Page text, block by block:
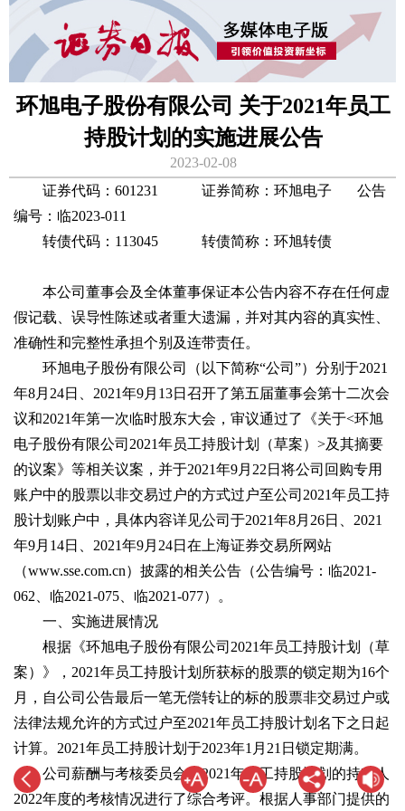
环旭电子股份有限公司 关于2021年员工
持股计划的实施进展公告
2023-02-08
证券代码：601231 证券简称：环旭电子 公告
编号：临2023-011
转债代码：113045 转债简称：环旭转债
本公司董事会及全体董事保证本公告内容不存在任何虚
假记载、误导性陈述或者重大遗漏，并对其内容的真实性、
准确性和完整性承担个别及连带责任。
环旭电子股份有限公司（以下简称“公司”）分别于2021
年8月24日、2021年9月13日召开了第五届董事会第十二次会
议和2021年第一次临时股东大会，审议通过了《关于<环旭
电子股份有限公司2021年员工持股计划（草案）>及其摘要
的议案》等相关议案，并于2021年9月22日将公司回购专用
账户中的股票以非交易过户的方式过户至公司2021年员工持
股计划账户中，具体内容详见公司于2021年8月26日、2021
年9月14日、2021年9月24日在上海证券交易所网站
（www.sse.com.cn）披露的相关公告（公告编号：临2021-
062、临2021-075、临2021-077）。
一、实施进展情况
根据《环旭电子股份有限公司2021年员工持股计划（草
案）》，2021年员工持股计划所获标的股票的锁定期为16个
月，自公司公告最后一笔无偿转让的标的股票非交易过户或
法律法规允许的方式过户至2021年员工持股计划名下之日起
计算。2021年员工持股计划于2023年1月21日锁定期满。
公司薪酬与考核委员会对2021年员工持股计划的持有人
2022年度的考核情况进行了综合考评。根据人事部门提供的